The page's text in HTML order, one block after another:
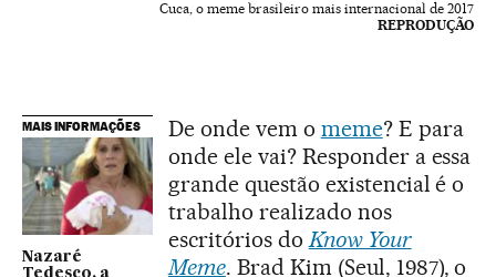
Cuca, o meme brasileiro mais internacional de 2017
REPRODUÇÃO
MAIS INFORMAÇÕES
Nazaré
Tedesco, a
De onde vem o meme? E para
onde ele vai? Responder a essa
grande questão existencial é o
trabalho realizado nos
escritórios do Know Your
Meme. Brad Kim (Seul, 1987), o